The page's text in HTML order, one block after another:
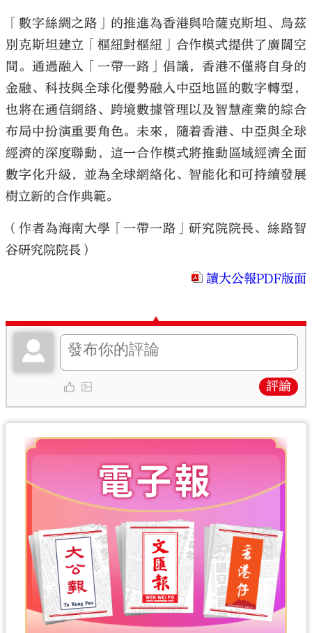
「數字絲綢之路」的推進為香港與哈薩克斯坦、烏茲
別克斯坦建立「樞紐對樞紐」合作模式提供了廣闊空
間。通過融入「一帶一路」倡議，香港不僅將自身的
金融、科技與全球化優勢融入中亞地區的數字轉型，
也將在通信網絡、跨境數據管理以及智慧產業的綜合
布局中扮演重要角色。未來，隨着香港、中亞與全球
經濟的深度聯動，這一合作模式將推動區域經濟全面
數字化升級，並為全球網絡化、智能化和可持續發展
樹立新的合作典範。
（作者為海南大學「一帶一路」研究院院長、絲路智
谷研究院院長）
讀大公報PDF版面
評論